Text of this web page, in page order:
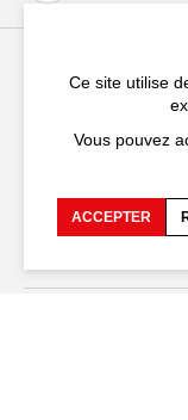
Festival d'Avignon
20 rue du Portail
+33 (0)4 90 27 66 50
Ce site utilise
Vous pouvez
ACCEPTER